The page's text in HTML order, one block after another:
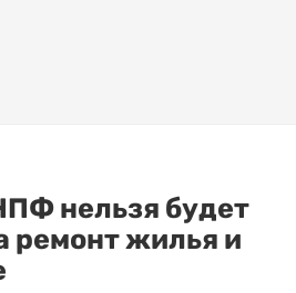
нельзя будет
ремонт жилья и